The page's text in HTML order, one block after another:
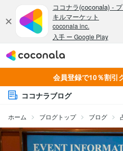
会員登録で10％割引
ココナラブログ
ホーム ブログトップ ブログ